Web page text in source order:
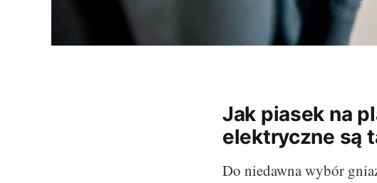
Jak piasek na
elektryczne są
Do niedawna wybór